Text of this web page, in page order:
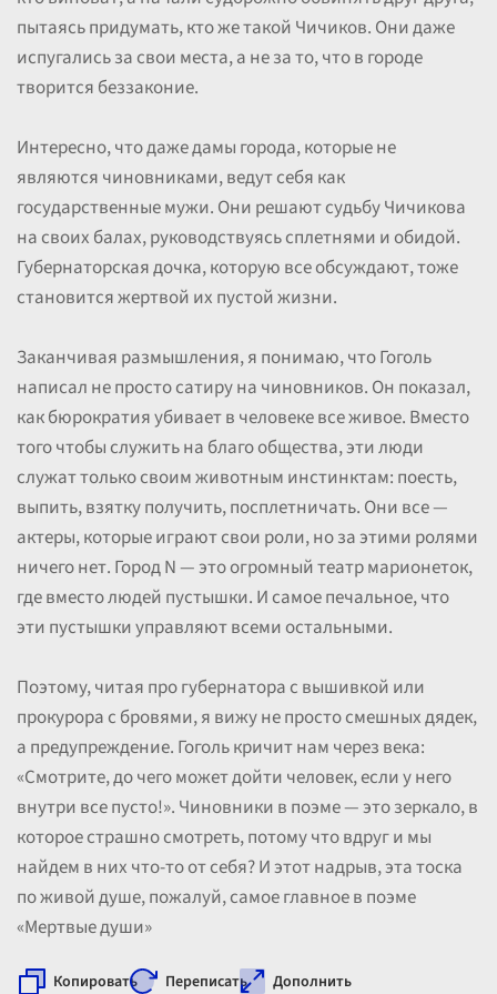
пытаясь придумать, кто же такой Чичиков. Они даже
испугались за свои места, а не за то, что в городе
творится беззаконие.
Интересно, что даже дамы города, которые не
являются чиновниками, ведут себя как
государственные мужи. Они решают судьбу Чичикова
на своих балах, руководствуясь сплетнями и обидой.
Губернаторская дочка, которую все обсуждают, тоже
становится жертвой их пустой жизни.
Заканчивая размышления, я понимаю, что Гоголь
написал не просто сатиру на чиновников. Он показал,
как бюрократия убивает в человеке все живое. Вместо
того чтобы служить на благо общества, эти люди
служат только своим животным инстинктам: поесть,
выпить, взятку получить, посплетничать. Они все —
актеры, которые играют свои роли, но за этими ролями
ничего нет. Город N — это огромный театр марионеток,
где вместо людей пустышки. И самое печальное, что
эти пустышки управляют всеми остальными.
Поэтому, читая про губернатора с вышивкой или
прокурора с бровями, я вижу не просто смешных дядек,
а предупреждение. Гоголь кричит нам через века:
«Смотрите, до чего может дойти человек, если у него
внутри все пусто!». Чиновники в поэме — это зеркало, в
которое страшно смотреть, потому что вдруг и мы
найдем в них что-то от себя? И этот надрыв, эта тоска
по живой душе, пожалуй, самое главное в поэме
«Мертвые души»
Копировать Переписать Дополнить